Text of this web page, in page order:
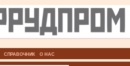
СПРАВОЧНИК О НАС